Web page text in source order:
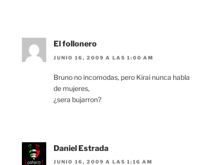
El follonero
JUNIO 16, 2009 A LAS 1:00 AM
Bruno no incomodas, pero Kirai nunca habla
de mujeres,
¿sera bujarron?
Daniel Estrada
JUNIO 16, 2009 A LAS 1:16 AM